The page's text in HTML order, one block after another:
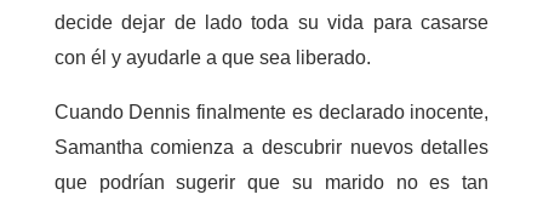
decide dejar de lado toda su vida para casarse
con él y ayudarle a que sea liberado.
Cuando Dennis finalmente es declarado inocente,
Samantha comienza a descubrir nuevos detalles
que podrían sugerir que su marido no es tan